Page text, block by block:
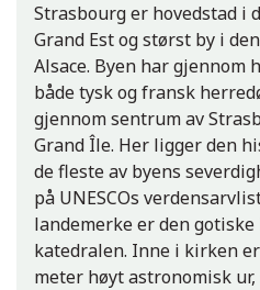
Slottet Drachenburg ved
Strasbourg er hovedstad i
Grand Est og størst by i
Alsace. Byen har
både tysk og fransk
gjennom sentrum av
Grand Île. Her ligger den
de fleste av byens
på UNESCOs
landemerke er den
katedralen. Inne i kirken
meter høyt astronomisk